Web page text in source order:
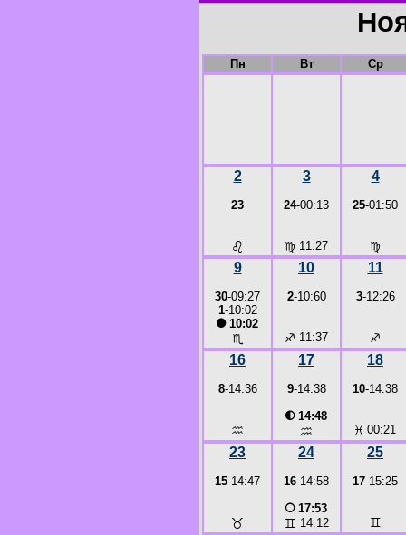
Пн Вт Ср
2
23
♌
3
24-00:13
♍ 11:27
4
25-01:50
♍
9
30-09:27
1-10:02
●10:02
♏
10
2-10:60
♐ 11:37
11
3-12:26
♐
16
8-14:36
♒
17
9-14:38
◐14:48
♒
18
10-14:38
♓ 00:21
23
15-14:47
♉
24
16-14:58
○17:53
♊ 14:12
25
17-15:25
♊